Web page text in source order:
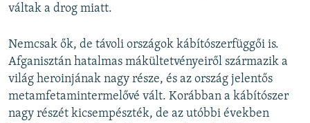
váltak a drog miatt.
Nemcsak ők, de távoli országok kábítószerfüggői is.
Afganisztán hatalmas mákültetvényeiről származik a
világ heroinjának nagy része, és az ország jelentős
metamfetamintermelővé vált. Korábban a kábítószer
nagy részét kicsempészték, de az utóbbi években